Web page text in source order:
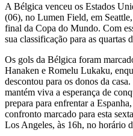
A Bélgica venceu os Estados
(06), no Lumen Field, em
final da Copa do Mundo. Com
sua classificação para as quartas
Os gols da Bélgica foram
Hanaken e Romelu Lukaku,
descontou para os donos da
mantém viva a esperança de
prepara para enfrentar a
confronto marcado para esta
Los Angeles, às 16h, no horário